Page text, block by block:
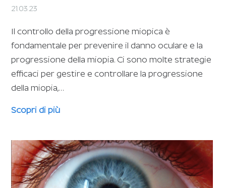
21.03.23
Il controllo della progressione miopica è
fondamentale per prevenire il danno oculare e la
progressione della miopia. Ci sono molte strategie
efficaci per gestire e controllare la progressione
della miopia,…
Scopri di più